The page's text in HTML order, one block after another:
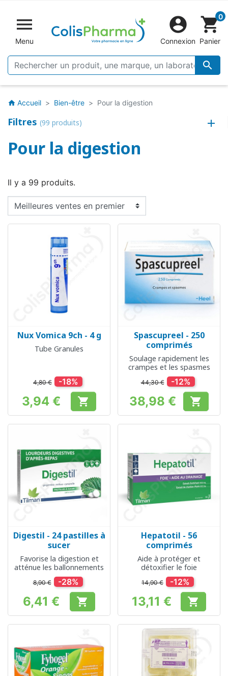

Menu


Connexion
shopping_cart0
Panier
home Accueil Bien-être Pour la digestion
Filtres (99 produits)
Pour la digestion
Il y a 99 produits.
Nux Vomica 9ch - 4 g
Tube Granules
4,80 € -18%
Prix
3,94 € 
Spascupreel - 250
comprimés
Soulage rapidement les
crampes et les spasmes
44,30 € -12%
Prix
38,98 € 
Digestil - 24 pastilles à
sucer
Favorise la digestion et
atténue les ballonnements
8,90 € -28%
Prix
6,41 € 
Hepatotil - 56
comprimés
Aide à protéger et
détoxifier le foie
14,90 € -12%
Prix
13,11 € 